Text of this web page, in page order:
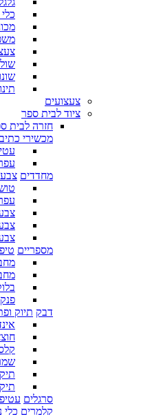
כלי
צעצועים
ציוד לבית ספר
חזרה לבית
מכשירי
מחדדים
מספריים
דבק תיוק
סרגלים
קלמרים כלי